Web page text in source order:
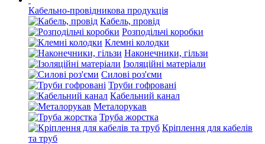
Кабельно-провідникова продукція
Кабель, провід
Розподільчі коробки
Клемні колодки
Наконечники, гільзи
Ізоляційні матеріали
Силові роз'єми
Труби гофровані
Кабельний канал
Металорукав
Труба жорстка
Кріплення для кабелів
та труб